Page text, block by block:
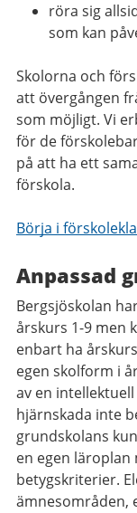
röra sig
som kan
Skolorna och
att övergången
som möjligt. Vi
för de
på att ha ett
förskola.
Börja i
Anpassad
Bergsjöskolan
årskurs 1-9 men
enbart ha
egen skolform i
av en
hjärnskada inte
grundskolans
en egen läroplan
betygskriterier.
ämnesområden,